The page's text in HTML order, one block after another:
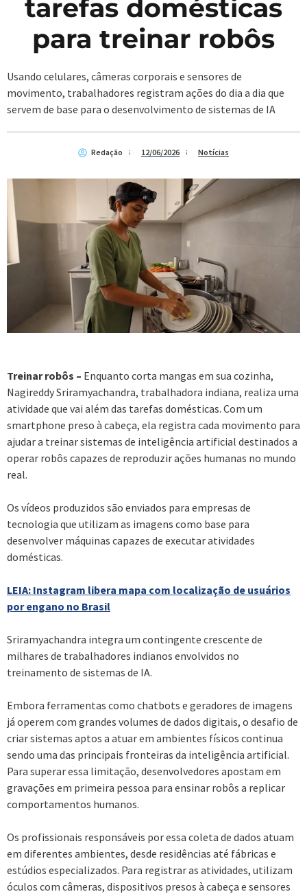
tarefas domésticas
para treinar robôs
Usando celulares, câmeras corporais e sensores de
movimento, trabalhadores registram ações do dia a dia que
servem de base para o desenvolvimento de sistemas de IA
Redação 12/06/2026 Notícias
Treinar robôs – Enquanto corta mangas em sua cozinha,
Nagireddy Sriramyachandra, trabalhadora indiana, realiza uma
atividade que vai além das tarefas domésticas. Com um
smartphone preso à cabeça, ela registra cada movimento para
ajudar a treinar sistemas de inteligência artificial destinados a
operar robôs capazes de reproduzir ações humanas no mundo
real.
Os vídeos produzidos são enviados para empresas de
tecnologia que utilizam as imagens como base para
desenvolver máquinas capazes de executar atividades
domésticas.
LEIA: Instagram libera mapa com localização de usuários
por engano no Brasil
Sriramyachandra integra um contingente crescente de
milhares de trabalhadores indianos envolvidos no
treinamento de sistemas de IA.
Embora ferramentas como chatbots e geradores de imagens
já operem com grandes volumes de dados digitais, o desafio de
criar sistemas aptos a atuar em ambientes físicos continua
sendo uma das principais fronteiras da inteligência artificial.
Para superar essa limitação, desenvolvedores apostam em
gravações em primeira pessoa para ensinar robôs a replicar
comportamentos humanos.
Os profissionais responsáveis por essa coleta de dados atuam
em diferentes ambientes, desde residências até fábricas e
estúdios especializados. Para registrar as atividades, utilizam
óculos com câmeras, dispositivos presos à cabeça e sensores